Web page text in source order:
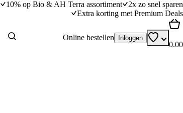
10% op Bio & AH Terra assortiment
2x zo snel sparen
Extra korting met Premium Deals
Online bestellen Inloggen
0.00